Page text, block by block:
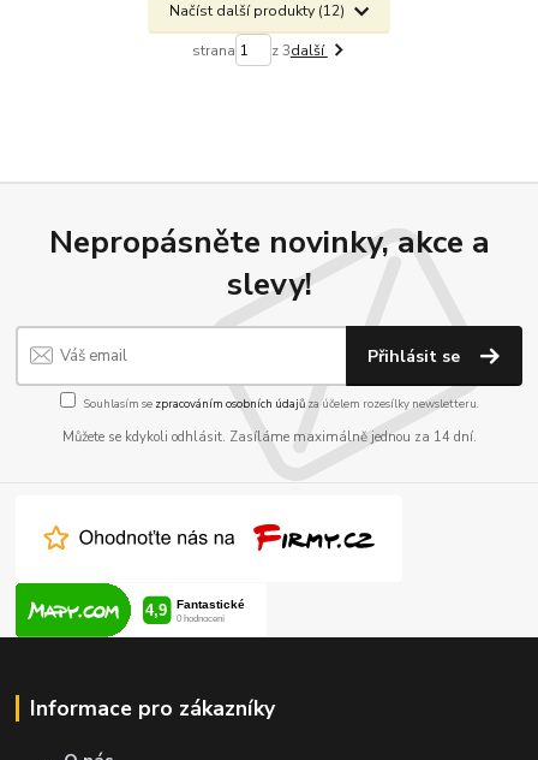
Načíst další produkty (12)
strana z 3další
Nepropásněte novinky, akce a
slevy!
Přihlásit se
Souhlasím se zpracováním osobních údajůza účelem rozesílky newsletteru.
Můžete se kdykoli odhlásit. Zasíláme maximálně jednou za 14 dní.
Informace pro zákazníky